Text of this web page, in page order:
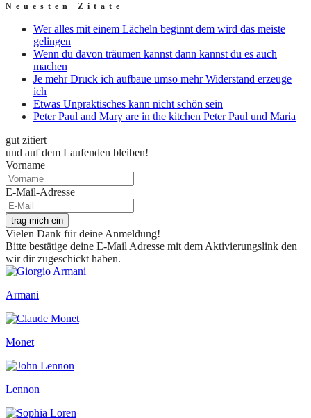
Neuesten Zitate
Wer alles mit einem Lächeln beginnt dem wird das meiste
gelingen
Wenn du davon träumen kannst dann kannst du es auch
machen
Je mehr Druck ich aufbaue umso mehr Widerstand erzeuge
ich
Etwas Unpraktisches kann nicht schön sein
Peter Paul and Mary are in the kitchen Peter Paul und Maria
gut zitiert
und auf dem Laufenden bleiben!
Vorname
E-Mail-Adresse
trag mich ein
Vielen Dank für deine Anmeldung!
Bitte bestätige deine E-Mail Adresse mit dem Aktivierungslink den
wir dir zugeschickt haben.
Armani
Monet
Lennon